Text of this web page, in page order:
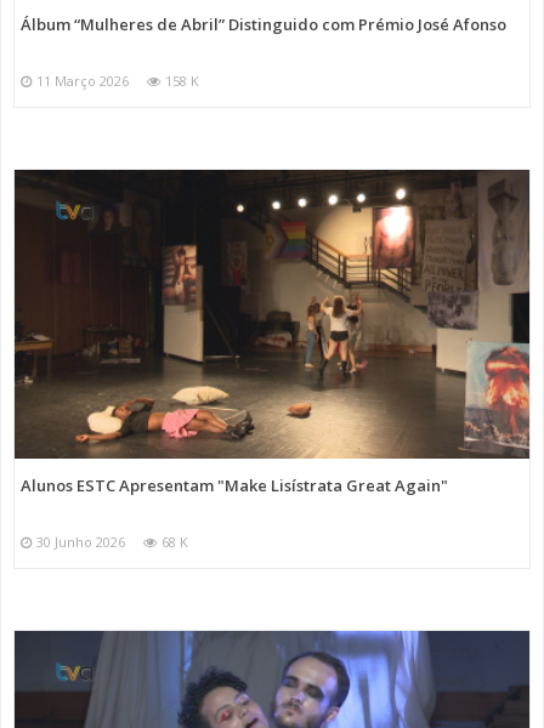
Álbum “Mulheres de Abril” Distinguido com Prémio José Afonso
11 Março 2026 158 K
Alunos ESTC Apresentam "Make Lisístrata Great Again"
30 Junho 2026 68 K